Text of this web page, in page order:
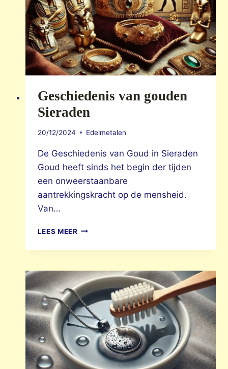
Geschiedenis van gouden
Sieraden
20/12/2024 Edelmetalen
De Geschiedenis van Goud in Sieraden
Goud heeft sinds het begin der tijden
een onweerstaanbare
aantrekkingskracht op de mensheid.
Van…
LEES MEERGESCHIEDENIS
GOUDEN